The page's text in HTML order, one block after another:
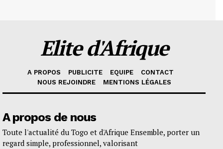
Elite d'Afrique
A PROPOS PUBLICITE EQUIPE
CONTACT
NOUS REJOINDRE
MENTIONS LÉGALES
A propos de nous
Toute l'actualité du Togo et d'Afrique Ensemble, porter un
regard simple, professionnel, valorisant